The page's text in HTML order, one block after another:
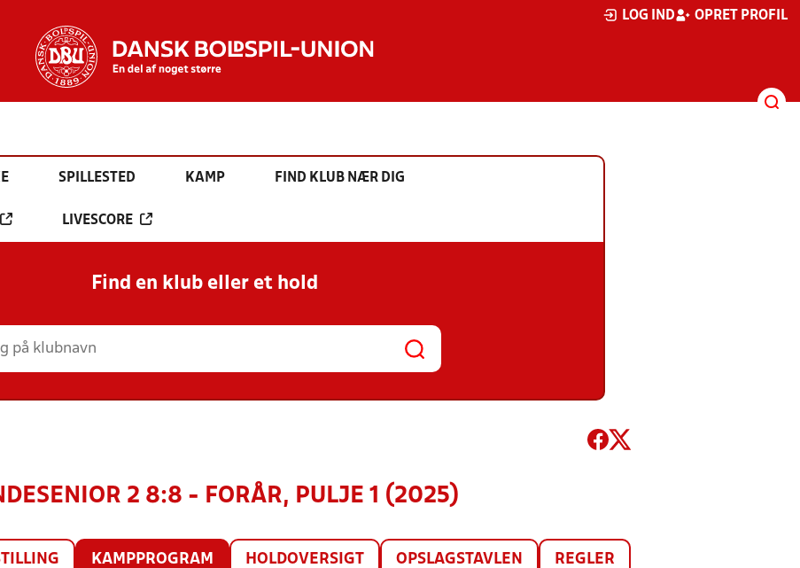
LOG IND OPRET PROFIL
SPILLESTED KAMP FIND KLUB NÆR DIG
LIVESCORE
Find en klub eller et hold
2 8:8 - FORÅR, PULJE 1 (2025)
KAMPPROGRAM HOLDOVERSIGT OPSLAGSTAVLEN REGLER